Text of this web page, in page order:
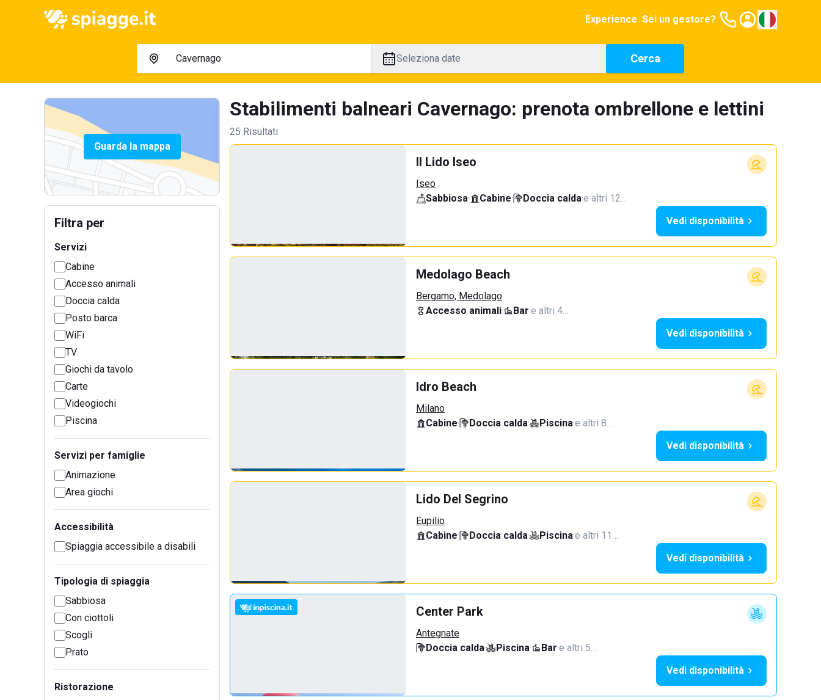
Experience Sei un gestore?
Seleziona date Cerca
Guarda la mappa
Filtra per
Servizi
Cabine
Accesso animali
Doccia calda
Posto barca
WiFi
TV
Giochi da tavolo
Carte
Videogiochi
Piscina
Servizi per famiglie
Animazione
Area giochi
Accessibilità
Spiaggia accessibile a disabili
Tipologia di spiaggia
Sabbiosa
Con ciottoli
Scogli
Prato
Ristorazione
Stabilimenti balneari Cavernago: prenota ombrellone e lettini
25 Risultati
Il Lido Iseo
Iseo
Sabbiosa· Cabine· Doccia calda·e altri 12…
Vedi disponibilità
Medolago Beach
Bergamo, Medolago
Accesso animali· Bar·e altri 4…
Vedi disponibilità
Idro Beach
Milano
Cabine· Doccia calda· Piscina·e altri 8…
Vedi disponibilità
Lido Del Segrino
Eupilio
Cabine· Doccia calda· Piscina·e altri 11…
Vedi disponibilità
Center Park
Antegnate
Doccia calda· Piscina· Bar·e altri 5…
Vedi disponibilità